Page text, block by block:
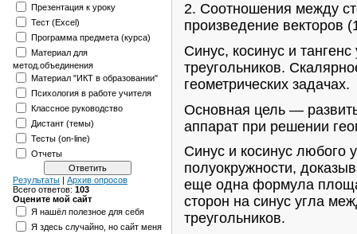
Презентация к уроку
Тест (Excel)
Программа предмета (курса)
Материал для
метод.объединения
Материал "ИКТ в образовании"
Психология в работе учителя
Классное руководство
Дистант (темы)
Тесты (on-line)
Отчеты
Результаты | Архив опросов
Всего ответов: 103
Оцените мой сайт
Я нашёл полезное для себя
Я здесь случайно, но сайт меня
2. Соотношения между
произведение векторов
Синус, косинус и
треугольников.
геометрических задачах.
Основная цель —
аппарат при решении
Синус и косинус любого
полуокружности,
еще одна формула
сторон на синус угла
треугольников.